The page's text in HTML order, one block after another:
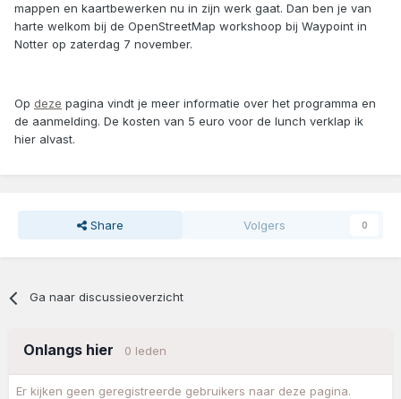
mappen en kaartbewerken nu in zijn werk gaat. Dan ben je van
harte welkom bij de OpenStreetMap workshoop bij Waypoint in
Notter op zaterdag 7 november.
Op deze pagina vindt je meer informatie over het programma en
de aanmelding. De kosten van 5 euro voor de lunch verklap ik
hier alvast.
Share Volgers 0
Ga naar discussieoverzicht
Onlangs hier 0 leden
Er kijken geen geregistreerde gebruikers naar deze pagina.